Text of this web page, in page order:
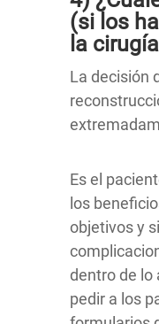
(si los
la
La decisión
Es el
los
objetivos y
dentro de lo
pedir a los